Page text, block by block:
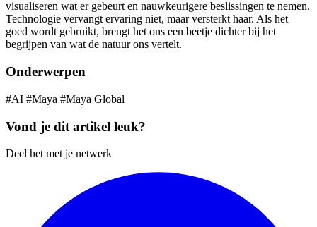
visualiseren wat er gebeurt en nauwkeurigere beslissingen te nemen.
Technologie vervangt ervaring niet, maar versterkt haar. Als het
goed wordt gebruikt, brengt het ons een beetje dichter bij het
begrijpen van wat de natuur ons vertelt.
Onderwerpen
#AI #Maya #Maya Global
Vond je dit artikel leuk?
Deel het met je netwerk